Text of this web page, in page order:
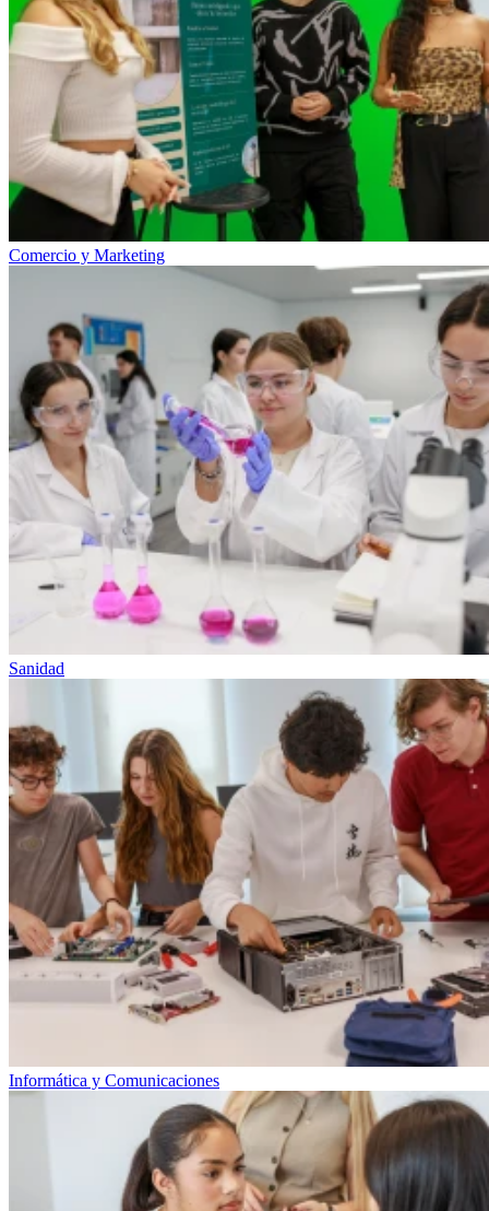
Comercio y Marketing
Sanidad
Informática y Comunicaciones